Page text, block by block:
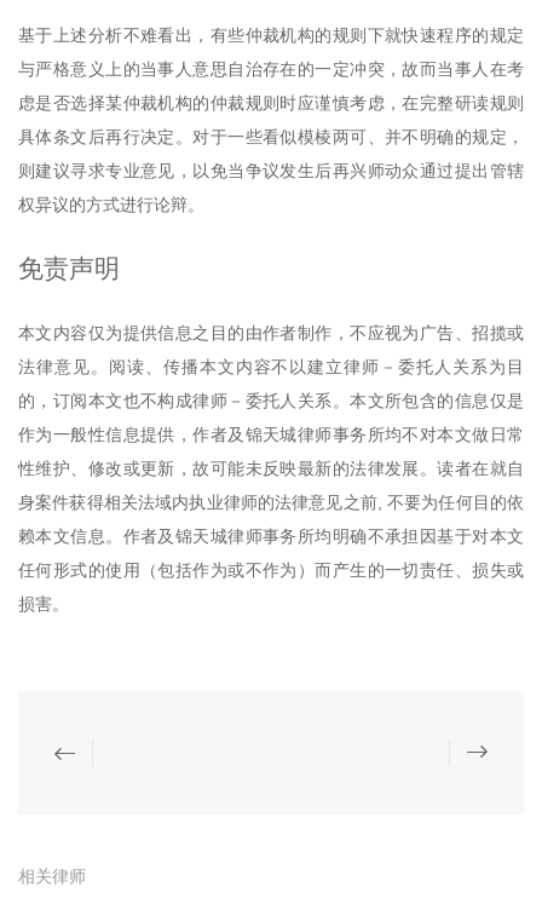
基于上述分析不难看出，有些仲裁机构的规则下就快速程序的规定
与严格意义上的当事人意思自治存在的一定冲突，故而当事人在考
虑是否选择某仲裁机构的仲裁规则时应谨慎考虑，在完整研读规则
具体条文后再行决定。对于一些看似模棱两可、并不明确的规定，
则建议寻求专业意见，以免当争议发生后再兴师动众通过提出管辖
权异议的方式进行论辩。
免责声明
本文内容仅为提供信息之目的由作者制作，不应视为广告、招揽或
法律意见。阅读、传播本文内容不以建立律师－委托人关系为目
的，订阅本文也不构成律师－委托人关系。本文所包含的信息仅是
作为一般性信息提供，作者及锦天城律师事务所均不对本文做日常
性维护、修改或更新，故可能未反映最新的法律发展。读者在就自
身案件获得相关法域内执业律师的法律意见之前, 不要为任何目的依
赖本文信息。作者及锦天城律师事务所均明确不承担因基于对本文
任何形式的使用（包括作为或不作为）而产生的一切责任、损失或
损害。
相关律师